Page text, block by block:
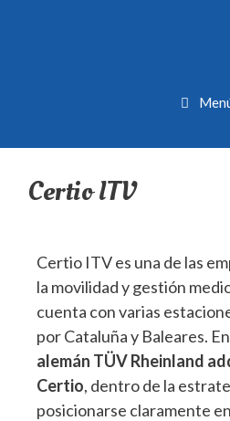
Certio ITV
Certio ITV es una de las
la movilidad y gestión
cuenta con varias
por Cataluña y Baleares.
alemán TÜV Rheinland
Certio, dentro de la
posicionarse claramente